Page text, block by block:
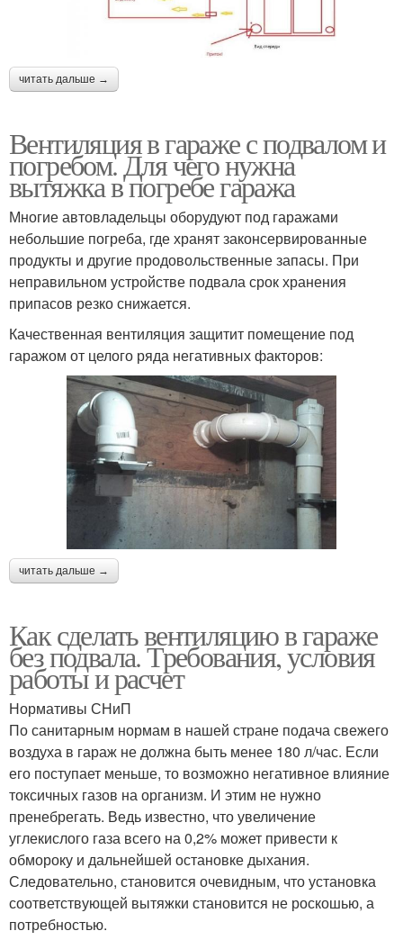
читать дальше →
Вентиляция в гараже с подвалом и
погребом. Для чего нужна
вытяжка в погребе гаража
Многие автовладельцы оборудуют под гаражами
небольшие погреба, где хранят законсервированные
продукты и другие продовольственные запасы. При
неправильном устройстве подвала срок хранения
припасов резко снижается.
Качественная вентиляция защитит помещение под
гаражом от целого ряда негативных факторов:
читать дальше →
Как сделать вентиляцию в гараже
без подвала. Требования, условия
работы и расчет
Нормативы СНиП
По санитарным нормам в нашей стране подача свежего
воздуха в гараж не должна быть менее 180 л/час. Если
его поступает меньше, то возможно негативное влияние
токсичных газов на организм. И этим не нужно
пренебрегать. Ведь известно, что увеличение
углекислого газа всего на 0,2% может привести к
обмороку и дальнейшей остановке дыхания.
Следовательно, становится очевидным, что установка
соответствующей вытяжки становится не роскошью, а
потребностью.